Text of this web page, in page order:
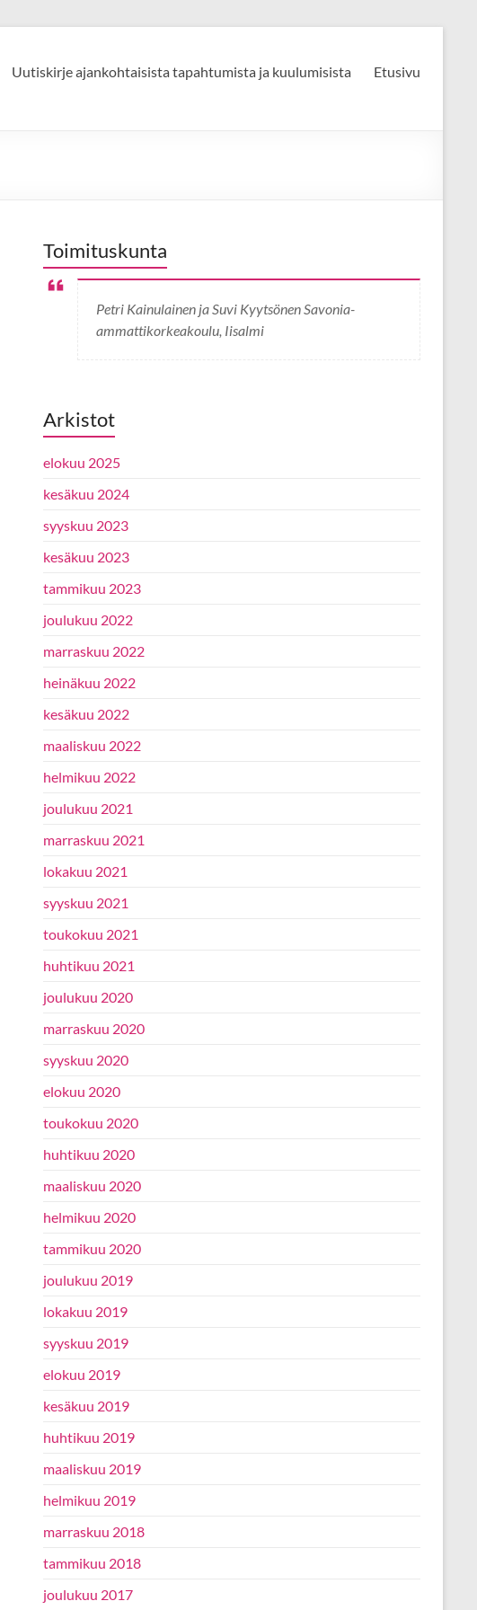
Uutiskirje ajankohtaisista tapahtumista ja kuulumisista Etusivu
Toimituskunta
Petri Kainulainen ja Suvi Kyytsönen Savonia-
ammattikorkeakoulu, Iisalmi
Arkistot
elokuu 2025
kesäkuu 2024
syyskuu 2023
kesäkuu 2023
tammikuu 2023
joulukuu 2022
marraskuu 2022
heinäkuu 2022
kesäkuu 2022
maaliskuu 2022
helmikuu 2022
joulukuu 2021
marraskuu 2021
lokakuu 2021
syyskuu 2021
toukokuu 2021
huhtikuu 2021
joulukuu 2020
marraskuu 2020
syyskuu 2020
elokuu 2020
toukokuu 2020
huhtikuu 2020
maaliskuu 2020
helmikuu 2020
tammikuu 2020
joulukuu 2019
lokakuu 2019
syyskuu 2019
elokuu 2019
kesäkuu 2019
huhtikuu 2019
maaliskuu 2019
helmikuu 2019
marraskuu 2018
tammikuu 2018
joulukuu 2017